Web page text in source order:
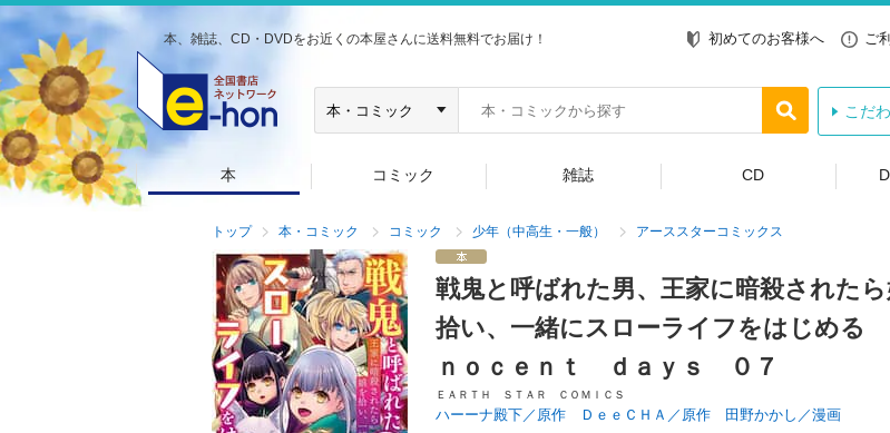
本、雑誌、CD・DVDをお近くの本屋さんに送料無料でお届け！ 初めてのお客様へ ご
こだ
本 コミック 雑誌 CD
トップ 本・コミック コミック 少年（中高生・一般） アーススターコミックス
戦鬼と呼ばれた男、王家に暗殺された
拾い、一緒にスローライフをはじめる
ｎｏｃｅｎｔ ｄａｙｓ ０７
ＥＡＲＴＨ ＳＴＡＲ ＣＯＭＩＣＳ
ハーーナ殿下／原作 ＤｅｅＣＨＡ／原作 田野かかし／漫画